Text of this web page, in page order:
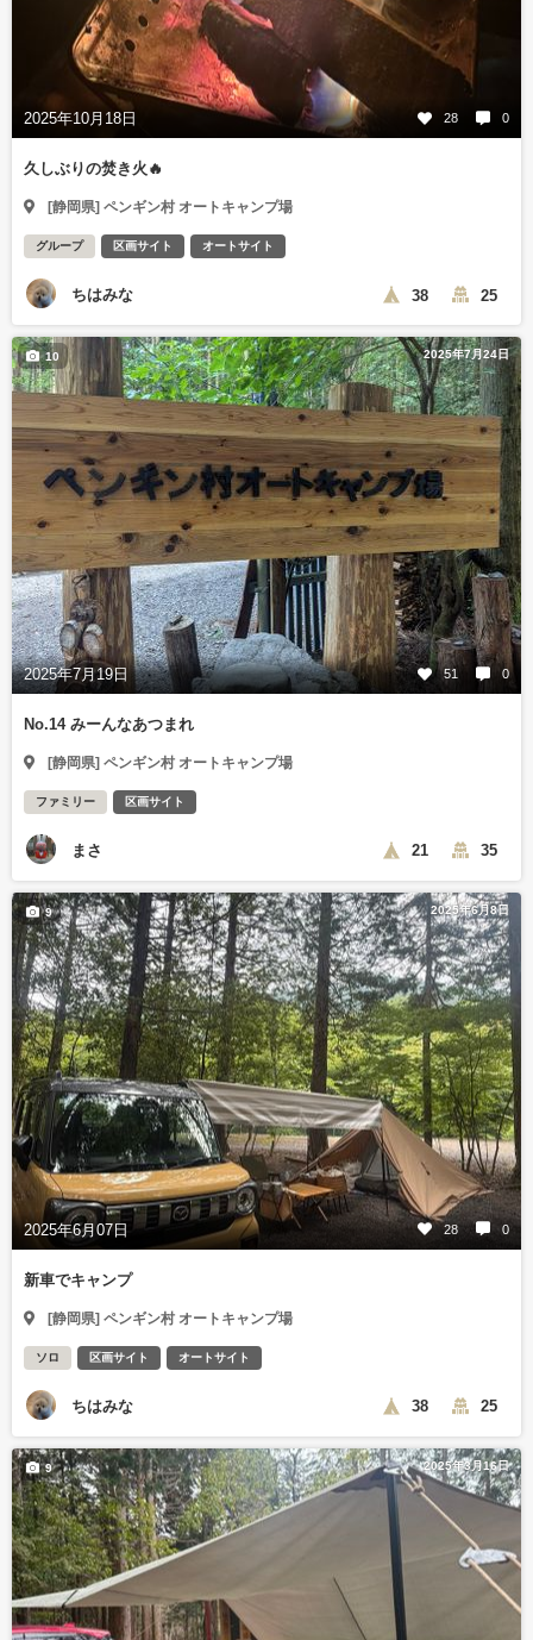
2025年10月18日 28 0
久しぶりの焚き火🔥
[静岡県] ペンギン村 オートキャンプ場
グループ 区画サイト オートサイト
ちはみな 38 25
2025年7月24日
2025年7月19日 51 0
10
No.14 みーんなあつまれ
[静岡県] ペンギン村 オートキャンプ場
ファミリー 区画サイト
まさ 21 35
2025年6月8日
2025年6月07日 28 0
9
新車でキャンプ
[静岡県] ペンギン村 オートキャンプ場
ソロ 区画サイト オートサイト
ちはみな 38 25
2025年3月16日
9